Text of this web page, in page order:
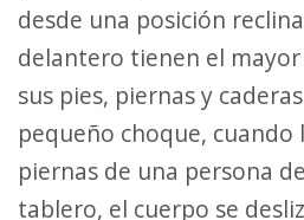
desde una posición
delantero tienen el
sus pies, piernas y
pequeño choque, cuando
piernas de una persona
tablero, el cuerpo se